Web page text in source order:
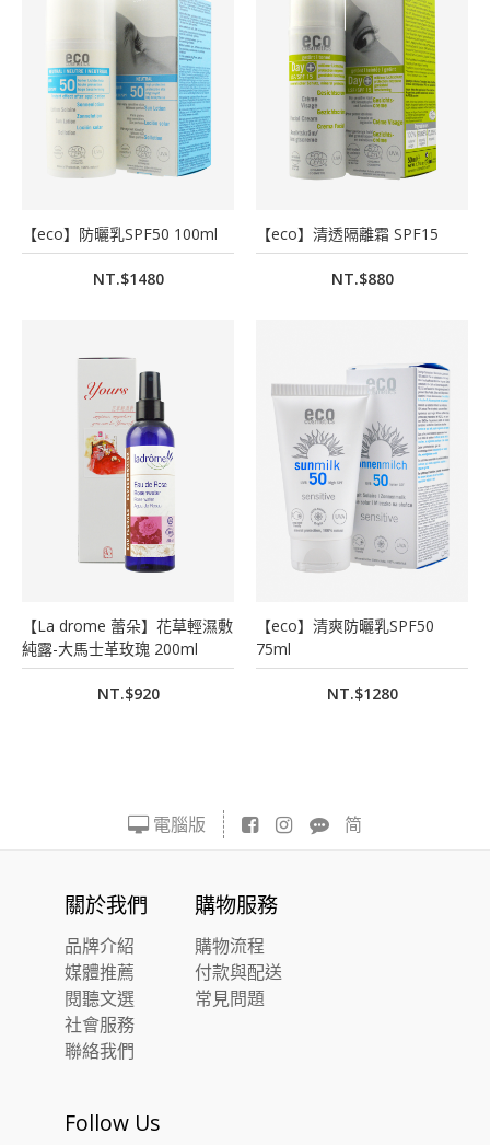
【eco】防曬乳SPF50 100ml
NT.$1480
【eco】清透隔離霜 SPF15
NT.$880
【La drome 蕾朵】花草輕濕敷
純露-大馬士革玫瑰 200ml
NT.$920
【eco】清爽防曬乳SPF50
75ml
NT.$1280
電腦版 简
關於我們
品牌介紹
媒體推薦
閱聽文選
社會服務
聯絡我們
購物服務
購物流程
付款與配送
常見問題
Follow Us